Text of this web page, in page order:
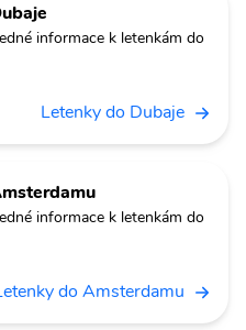
informace k letenkám do
Letenky do Dubaje
informace k letenkám do
do Amsterdamu